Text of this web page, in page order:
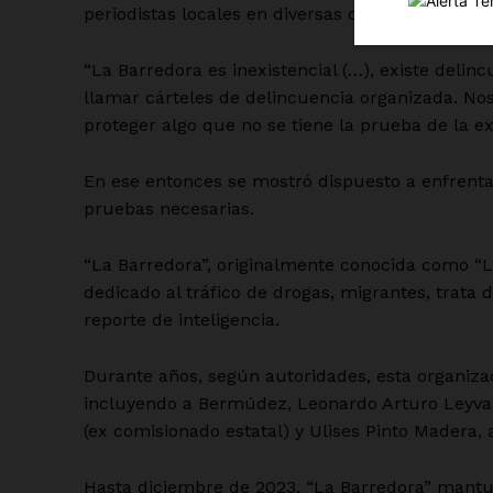
periodistas locales en diversas ocasiones, el ex
“La Barredora es inexistencial (…), existe
llamar cárteles de delincuencia organizada.
proteger algo que no se tiene la prueba de la
En ese entonces se mostró dispuesto a
pruebas necesarias.
“La Barredora”, originalmente conocida como
dedicado al tráfico de drogas, migrantes, trata
reporte de inteligencia.
Durante años, según autoridades, esta
incluyendo a Bermúdez, Leonardo Arturo
(ex comisionado estatal) y Ulises Pinto Madera,
Hasta diciembre de 2023, “La Barredora”